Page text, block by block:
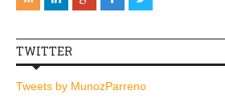
TWITTER
Tweets by MunozParreno